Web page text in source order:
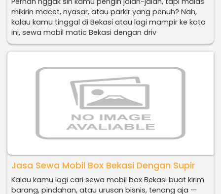
mikirin macet, nyasar, atau parkir yang penuh? Nah,
kalau kamu tinggal di Bekasi atau lagi mampir ke kota
ini, sewa mobil matic Bekasi dengan driv
Jasa Sewa Mobil Box Bekasi Dengan Supir
Kalau kamu lagi cari sewa mobil box Bekasi buat kirim
barang, pindahan, atau urusan bisnis, tenang aja —